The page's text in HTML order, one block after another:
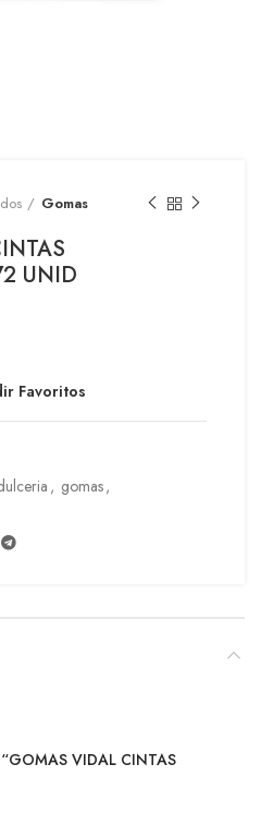
Gomas
UNID
Favoritos
, gomas,
“GOMAS VIDAL CINTAS